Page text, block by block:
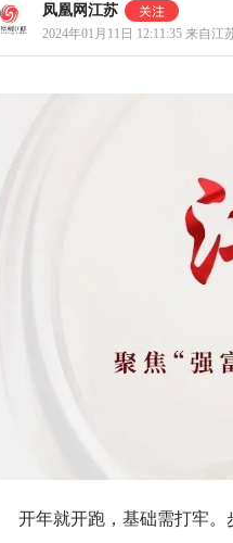
凤凰网江苏
2024年01月11日 12:11:35 来自江
开年就开跑，基础需打牢。